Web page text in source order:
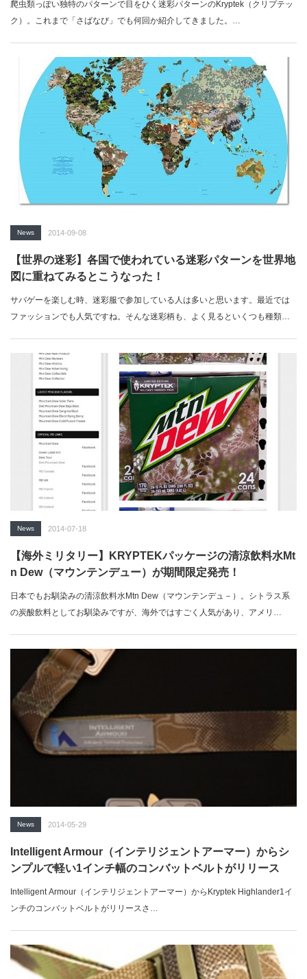
爬虫類っぽい独特のパターンで目をひく迷彩パターンのKryptek（クリプテッ
ク）。これまで「さばなび」でも何回か紹介してきました。…
News 2014-09-08
【世界の迷彩】各国で使われている迷彩パターンを世界地
図に重ねてみるとこうなった！
サバゲーを楽しむ時、迷彩服で参加している人は多いと思います。最近では
ファッションでも人気ですね。そんな迷彩柄も、よく見るといくつも種類が
News 2014-07-18
【海外ミリタリー】KRYPTEKパッケージの清涼飲料水Mt
n Dew（マウンテンデュー）が期間限定発売！
日本でもお馴染みの清涼飲料水Mtn Dew（マウンテンデュ－）。シトラス系
の炭酸飲料としてお馴染みですが、海外ではすごく人気があり、アメリ…
News 2014-05-29
Intelligent Armour（インテリジェントアーマー）からシ
ンプルで軽い1インチ幅のコンバットベルトがリリース
Intelligent Armour（インテリジェントアーマー）からKryptek Highlander1イ
ンチのコンバットベルトがリリースさ…